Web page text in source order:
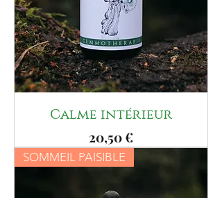
Calme intérieur
Prix
20,50 €
SOMMEIL PAISIBLE